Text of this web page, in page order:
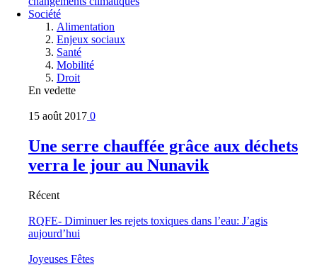
Société
Alimentation
Enjeux sociaux
Santé
Mobilité
Droit
En vedette
15 août 2017 0
Une serre chauffée grâce aux déchets
verra le jour au Nunavik
Récent
RQFE- Diminuer les rejets toxiques dans l’eau: J’agis
aujourd’hui
Joyeuses Fêtes